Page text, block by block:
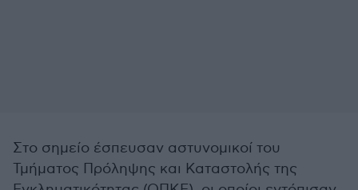
Στο σημείο έσπευσαν αστυνομικοί του
Τμήματος Πρόληψης και Καταστολής της